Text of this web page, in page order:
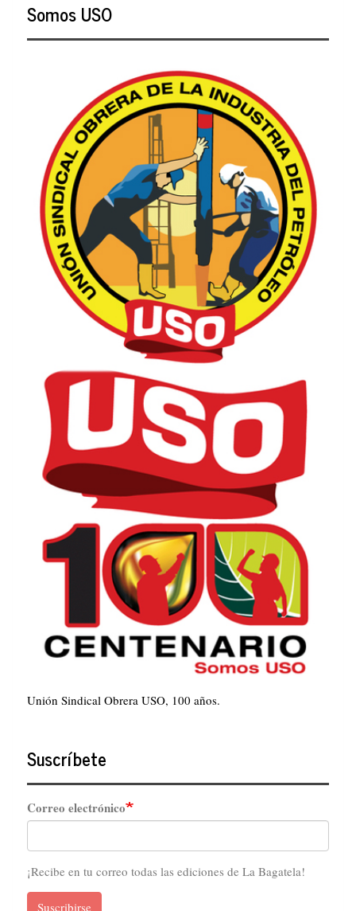
Somos USO
Unión Sindical Obrera USO, 100 años.
Suscríbete
Correo electrónico
¡Recibe en tu correo todas las ediciones de La Bagatela!
Suscribirse